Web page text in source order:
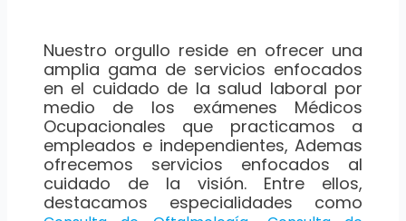
Nuestro orgullo reside en ofrecer una
amplia gama de servicios enfocados
en el cuidado de la salud laboral por
medio de los exámenes Médicos
Ocupacionales que practicamos a
empleados e independientes, Ademas
ofrecemos servicios enfocados al
cuidado de la visión. Entre ellos,
destacamos especialidades como